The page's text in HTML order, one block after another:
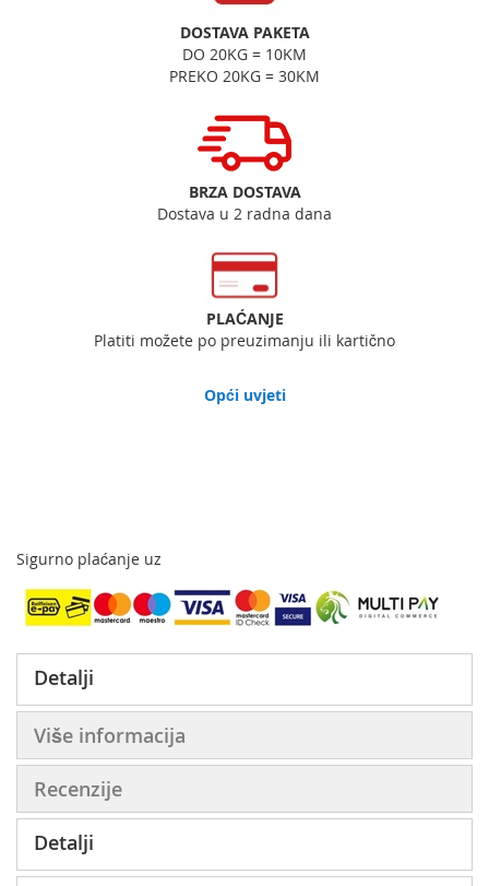
DOSTAVA PAKETA
DO 20KG = 10KM
PREKO 20KG = 30KM
BRZA DOSTAVA
Dostava u 2 radna dana
PLAĆANJE
Platiti možete po preuzimanju ili kartično
Opći uvjeti
Sigurno plaćanje uz
Detalji
Više informacija
Recenzije
Detalji